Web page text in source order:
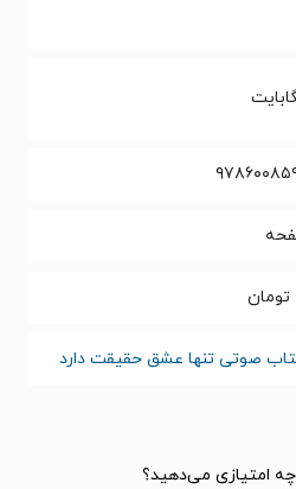
تومان
صوتی تنها عشق حقیقت دارد
امتیازی می‌دهید؟